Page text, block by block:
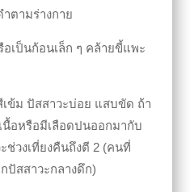
ตามร่างกาย
เป็นก้อนเล็ก ๆ คล้ายขี้แพะ
ข้ม ปัสสาวะบ่อย แสบขัด ถ้า
นื้อหรือมีเลือดปนออกมากับ
ช่วงเที่ยงคืนถึงตี 2 (คนที่
ปัสสาวะกลางดึก)